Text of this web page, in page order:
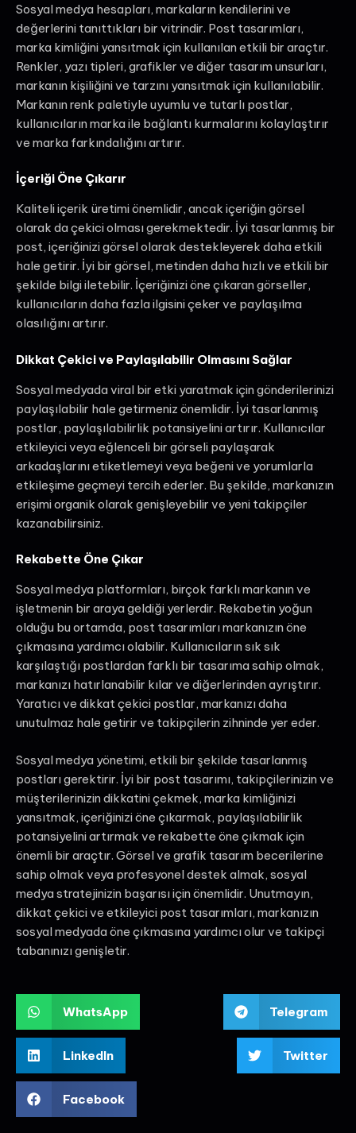
Sosyal medya hesapları, markaların kendilerini ve
değerlerini tanıttıkları bir vitrindir. Post tasarımları,
marka kimliğini yansıtmak için kullanılan etkili bir araçtır.
Renkler, yazı tipleri, grafikler ve diğer tasarım unsurları,
markanın kişiliğini ve tarzını yansıtmak için kullanılabilir.
Markanın renk paletiyle uyumlu ve tutarlı postlar,
kullanıcıların marka ile bağlantı kurmalarını kolaylaştırır
ve marka farkındalığını artırır.
İçeriği Öne Çıkarır
Kaliteli içerik üretimi önemlidir, ancak içeriğin görsel
olarak da çekici olması gerekmektedir. İyi tasarlanmış bir
post, içeriğinizi görsel olarak destekleyerek daha etkili
hale getirir. İyi bir görsel, metinden daha hızlı ve etkili bir
şekilde bilgi iletebilir. İçeriğinizi öne çıkaran görseller,
kullanıcıların daha fazla ilgisini çeker ve paylaşılma
olasılığını artırır.
Dikkat Çekici ve Paylaşılabilir Olmasını Sağlar
Sosyal medyada viral bir etki yaratmak için gönderilerinizi
paylaşılabilir hale getirmeniz önemlidir. İyi tasarlanmış
postlar, paylaşılabilirlik potansiyelini artırır. Kullanıcılar
etkileyici veya eğlenceli bir görseli paylaşarak
arkadaşlarını etiketlemeyi veya beğeni ve yorumlarla
etkileşime geçmeyi tercih ederler. Bu şekilde, markanızın
erişimi organik olarak genişleyebilir ve yeni takipçiler
kazanabilirsiniz.
Rekabette Öne Çıkar
Sosyal medya platformları, birçok farklı markanın ve
işletmenin bir araya geldiği yerlerdir. Rekabetin yoğun
olduğu bu ortamda, post tasarımları markanızın öne
çıkmasına yardımcı olabilir. Kullanıcıların sık sık
karşılaştığı postlardan farklı bir tasarıma sahip olmak,
markanızı hatırlanabilir kılar ve diğerlerinden ayrıştırır.
Yaratıcı ve dikkat çekici postlar, markanızı daha
unutulmaz hale getirir ve takipçilerin zihninde yer eder.
Sosyal medya yönetimi, etkili bir şekilde tasarlanmış
postları gerektirir. İyi bir post tasarımı, takipçilerinizin ve
müşterilerinizin dikkatini çekmek, marka kimliğinizi
yansıtmak, içeriğinizi öne çıkarmak, paylaşılabilirlik
potansiyelini artırmak ve rekabette öne çıkmak için
önemli bir araçtır. Görsel ve grafik tasarım becerilerine
sahip olmak veya profesyonel destek almak, sosyal
medya stratejinizin başarısı için önemlidir. Unutmayın,
dikkat çekici ve etkileyici post tasarımları, markanızın
sosyal medyada öne çıkmasına yardımcı olur ve takipçi
tabanınızı genişletir.
WhatsApp Telegram
LinkedIn Twitter
Facebook